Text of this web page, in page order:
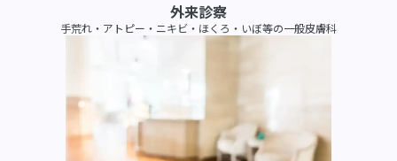
外来診察
手荒れ・アトピー・ニキビ・ほくろ・いぼ等の一般皮膚科